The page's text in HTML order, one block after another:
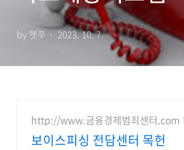
by 햇쭈 2023. 10. 7.
http://www.금융경제범죄센터.com
보이스피싱 전담센터 목헌